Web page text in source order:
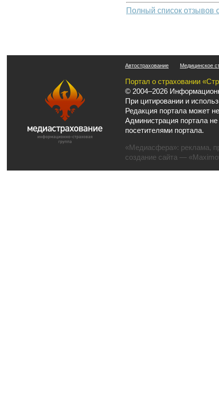
Полный список отзывов
Автострахование Медицинское
Портал о страховании
© 2004–2026
При цитировании и
Редакция портала может
Администрация портала
посетителями портала.
«Медиасфера»: реклама,
создание сайта —